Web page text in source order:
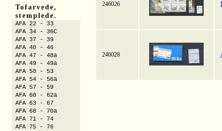
246026
246028
Tofarvede,
stemplede.
AFA 22 - 33
AFA 34 - 36C
AFA 37 - 39
AFA 40 - 46
AFA 47 - 48a
AFA 49 - 49a
AFA 50 - 53
AFA 54 - 56a
AFA 57 - 59
AFA 60 - 62a
AFA 63 - 67
AFA 68 - 70a
AFA 71 - 74
AFA 75 - 76